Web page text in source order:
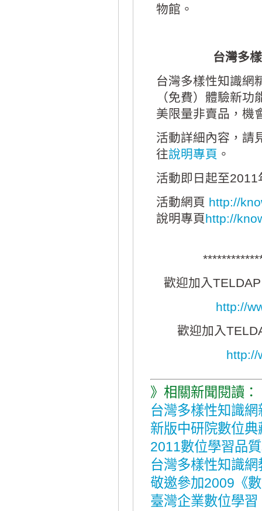
物館。
台灣多
台灣多樣性知識網
（免費）體驗新
美限量非賣品，機
活動詳細內容，請
往說明專頁 。
活動即日起至
活動網頁 http://
說明專頁http://
歡迎加入
http://
歡迎加入
http://
》相關新聞閱讀：
台灣多樣性知識
新版中研院數位
2011數位學習品
台灣多樣性知識
敬邀參加2009《
臺灣企業數位學